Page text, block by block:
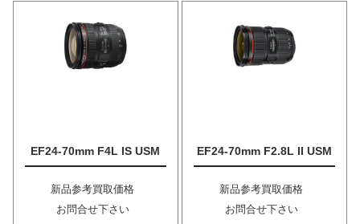
EF24-70mm F4L IS USM
新品参考買取価格
お問合せ下さい
EF24-70mm F2.8L II USM
新品参考買取価格
お問合せ下さい